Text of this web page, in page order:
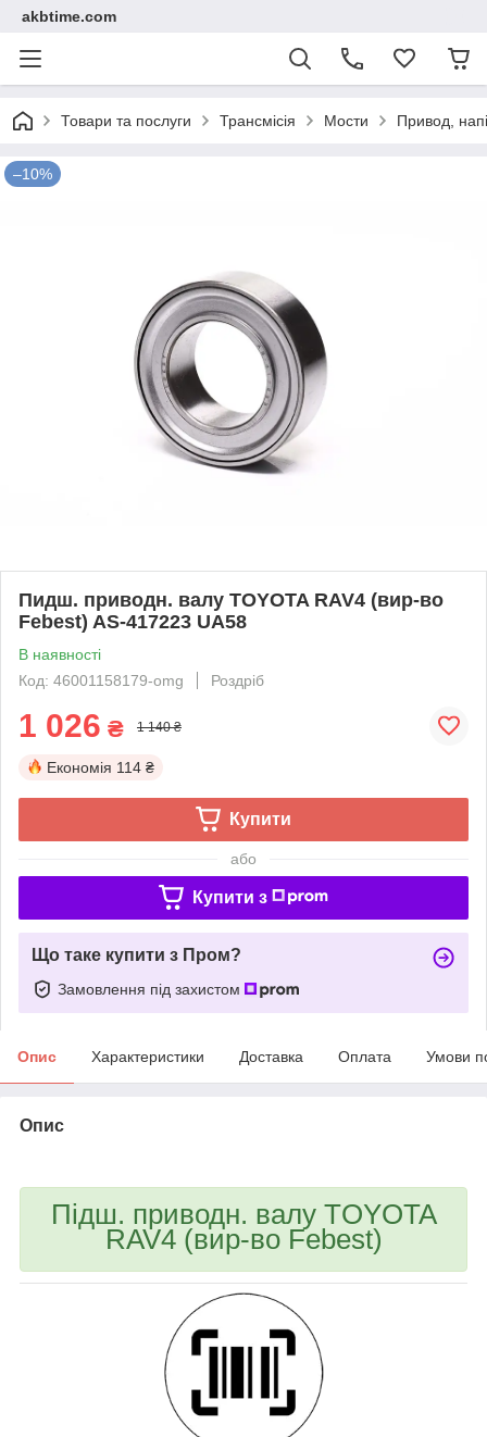
akbtime.com
Товари та послуги Трансмісія Мости Привод,
–10%
Пидш. приводн. валу TOYOTA RAV4 (вир-во
Febest) AS-417223 UA58
В наявності
Код: 46001158179-omg
Роздріб
1 026 ₴ 1 140 ₴
Економія 114 ₴
Купити
або
Купити з
Що таке купити з Пром?
Замовлення під захистом
Опис Характеристики Доставка Оплата Умови
Опис
Підш. приводн. валу TOYOTA
RAV4 (вир-во Febest)